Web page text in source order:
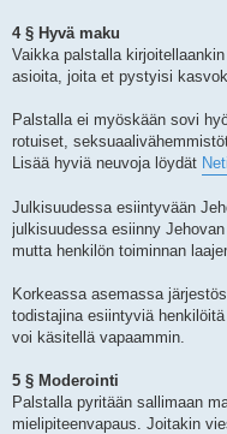
4 § Hyvä maku
Vaikka palstalla
asioita, joita et pystyisi
Palstalla ei myöskään sovi
rotuiset,
Lisää hyviä neuvoja löydät
Julkisuudessa esiintyvään
julkisuudessa esiinny
mutta henkilön toiminnan
Korkeassa asemassa
todistajina esiintyviä
voi käsitellä vapaammin.
5 § Moderointi
Palstalla pyritään sallimaan
mielipiteenvapaus. Joitakin